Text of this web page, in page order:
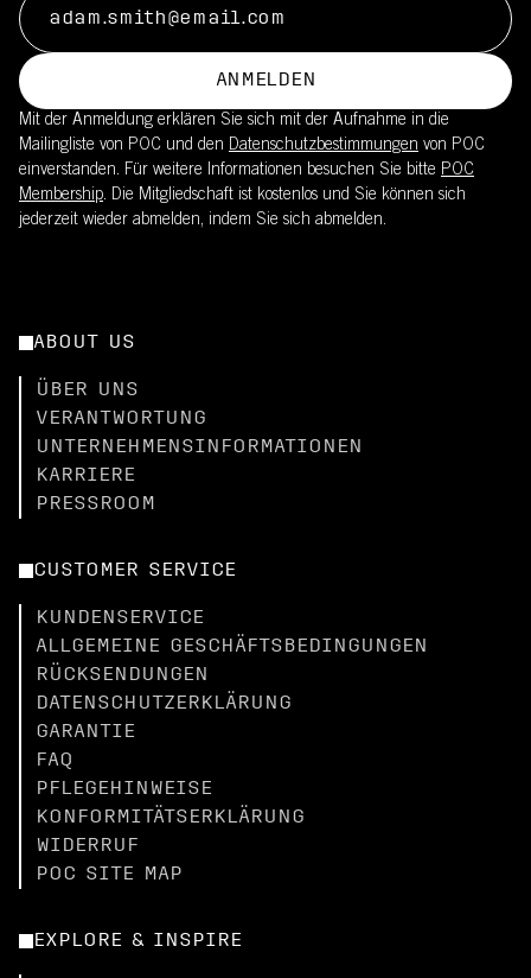
ANMELDEN
Mit der Anmeldung erklären Sie sich mit der Aufnahme in die
Mailingliste von POC und den Datenschutzbestimmungen von POC
einverstanden. Für weitere Informationen besuchen Sie bitte POC
Membership. Die Mitgliedschaft ist kostenlos und Sie können sich
jederzeit wieder abmelden, indem Sie sich abmelden.
ABOUT US
ÜBER UNS
VERANTWORTUNG
UNTERNEHMENSINFORMATIONEN
KARRIERE
PRESSROOM
CUSTOMER SERVICE
KUNDENSERVICE
ALLGEMEINE GESCHÄFTSBEDINGUNGEN
RÜCKSENDUNGEN
DATENSCHUTZERKLÄRUNG
GARANTIE
FAQ
PFLEGEHINWEISE
KONFORMITÄTSERKLÄRUNG
WIDERRUF
POC SITE MAP
EXPLORE & INSPIRE